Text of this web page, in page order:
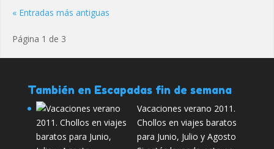
« Entradas más antiguas
Página 1 de 3
También en Escapadas fin de semana
Vacaciones verano 2011.
Chollos en viajes baratos
para Junio, Julio y Agosto